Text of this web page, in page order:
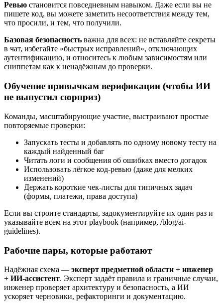
Ревью становится повседневным навыком. Даже если вы не
пишете код, вы можете заметить несоответствия между тем,
что просили, и тем, что получили.
Базовая безопасность важна для всех: не вставляйте секреты
в чат, избегайте «быстрых исправлений», отключающих
аутентификацию, и относитесь к любым зависимостям или
сниппетам как к ненадёжным до проверки.
Обучение привычкам верификации (чтобы ИИ
не выпустил сюрприз)
Команды, масштабирующие участие, выстраивают простые
повторяемые проверки:
Запускать тесты и добавлять по одному новому тесту на
каждый найденный баг
Читать логи и сообщения об ошибках вместо догадок
Использовать лёгкое код‑ревью (даже для мелких
изменений)
Держать короткие чек‑листы для типичных задач
(формы, платежи, права доступа)
Если вы строите стандарты, задокументируйте их один раз и
указывайте всем на этот playbook (например, /blog/ai-
guidelines).
Рабочие пары, которые работают
Надёжная схема — эксперт предметной области + инженер
+ ИИ‑ассистент. Эксперт задаёт правила и граничные случаи,
инженер проверяет архитектуру и безопасность, а ИИ
ускоряет черновики, рефакторинги и документацию.